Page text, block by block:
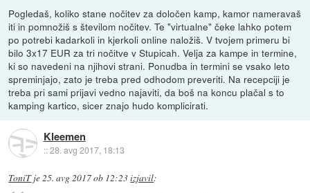
Pogledaš, koliko stane nočitev za določen kamp, kamor nameravaš
iti in pomnožiš s številom nočitev. Te "virtualne" čeke lahko potem
po potrebi kadarkoli in kjerkoli online naložiš. V tvojem primeru bi
bilo 3x17 EUR za tri nočitve v Stupicah. Velja za kampe in termine,
ki so navedeni na njihovi strani. Ponudba in termini se vsako leto
spreminjajo, zato je treba pred odhodom preveriti. Na recepciji je
treba pri sami prijavi vedno najaviti, da boš na koncu plačal s to
kamping kartico, sicer znajo hudo komplicirati.
Kleemen
::28. avg 2017, 18:13
ToniTje 25. avg 2017 ob 12:23izjavil: